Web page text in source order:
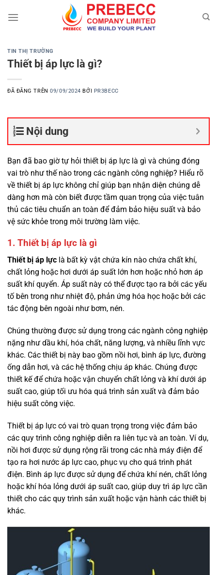
đến
TIN THỊ TRƯỜNG
Thiết bị áp lực là gì?
ĐÃ ĐĂNG TRÊN09/09/2024 BỞI PR3BECC
Nội dung
Bạn đã bao giờ tự hỏi thiết bị áp lực là gì và chúng đóng
vai trò như thế nào trong các ngành công nghiệp? Hiểu rõ
về thiết bị áp lực không chỉ giúp bạn nhận diện chúng dễ
dàng hơn mà còn biết được tầm quan trọng của việc tuân
thủ các tiêu chuẩn an toàn để đảm bảo hiệu suất và bảo
vệ sức khỏe trong môi trường làm việc.
1. Thiết bị áp lực là gì
Thiết bị áp lực là bất kỳ vật chứa kín nào chứa chất khí,
chất lỏng hoặc hơi dưới áp suất lớn hơn hoặc nhỏ hơn áp
suất khí quyển. Áp suất này có thể được tạo ra bởi các yếu
tố bên trong như nhiệt độ, phản ứng hóa học hoặc bởi các
tác động bên ngoài như bơm, nén.
Chúng thường được sử dụng trong các ngành công nghiệp
nặng như dầu khí, hóa chất, năng lượng, và nhiều lĩnh vực
khác. Các thiết bị này bao gồm nồi hơi, bình áp lực, đường
ống dẫn hơi, và các hệ thống chịu áp khác. Chúng được
thiết kế để chứa hoặc vận chuyển chất lỏng và khí dưới áp
suất cao, giúp tối ưu hóa quá trình sản xuất và đảm bảo
hiệu suất công việc.
Thiết bị áp lực có vai trò quan trọng trong việc đảm bảo
các quy trình công nghiệp diễn ra liên tục và an toàn. Ví dụ,
nồi hơi được sử dụng rộng rãi trong các nhà máy điện để
tạo ra hơi nước áp lực cao, phục vụ cho quá trình phát
điện. Bình áp lực được sử dụng để chứa khí nén, chất lỏng
hoặc khí hóa lỏng dưới áp suất cao, giúp duy trì áp lực cần
thiết cho các quy trình sản xuất hoặc vận hành các thiết bị
khác.